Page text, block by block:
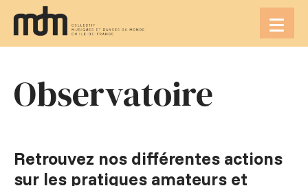
contenu
Observatoire
Retrouvez nos différentes actions
sur les pratiques amateurs et